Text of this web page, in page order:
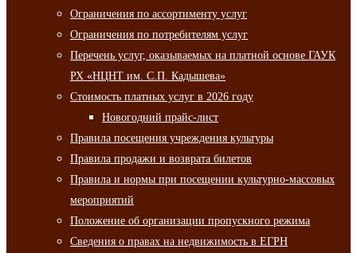
Ограничения по ассортименту услуг
Ограничения по потребителям услуг
Перечень услуг, оказываемых на платной основе ГАУК
РХ «НЦНТ им. С.П. Кадышева»
Стоимость платных услуг в 2026 году
Новогодний прайс-лист
Правила посещения учреждения культуры
Правила продажи и возврата билетов
Правила и нормы при посещении культурно-массовых
мероприятий
Положение об организации пропускного режима
Сведения о правах на недвижимость в ЕГРН